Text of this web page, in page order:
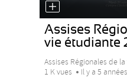
Assises
vie étudiante
Assises Régionales de
1 K vues
Il y a 5 années